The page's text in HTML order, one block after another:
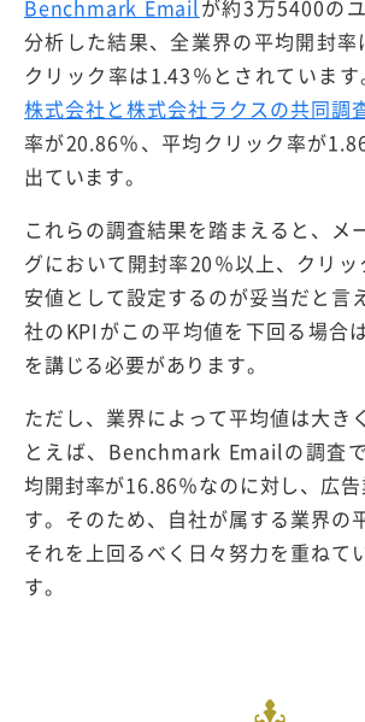
Benchmark Emailが約3万5400の
分析した結果、全業界の平均開封
クリック率は1.43％とされています
株式会社と株式会社ラクスの共同調
率が20.86％、平均クリック率が
出ています。
これらの調査結果を踏まえると、メ
グにおいて開封率20％以上、クリ
安値として設定するのが妥当だと言
社のKPIがこの平均値を下回る場合
を講じる必要があります。
ただし、業界によって平均値は大き
とえば、Benchmark Emailの調査
均開封率が16.86％なのに対し、広
す。そのため、自社が属する業界の
それを上回るべく日々努力を重ねて
す。